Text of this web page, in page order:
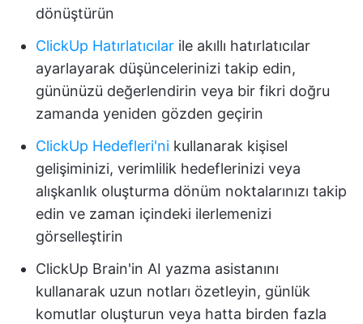
dönüştürün
ClickUp Hatırlatıcılar ile akıllı hatırlatıcılar
ayarlayarak düşüncelerinizi takip edin,
gününüzü değerlendirin veya bir fikri doğru
zamanda yeniden gözden geçirin
ClickUp Hedefleri'ni kullanarak kişisel
gelişiminizi, verimlilik hedeflerinizi veya
alışkanlık oluşturma dönüm noktalarınızı takip
edin ve zaman içindeki ilerlemenizi
görselleştirin
ClickUp Brain'in AI yazma asistanını
kullanarak uzun notları özetleyin, günlük
komutlar oluşturun veya hatta birden fazla